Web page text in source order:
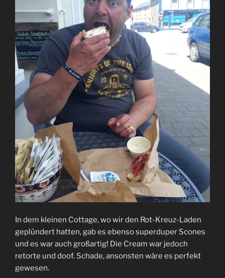
In dem kleinen Cottage, wo wir den Rot-Kreuz-Laden
geplündert hatten, gab es ebenso superduper Scones
und es war auch großartig! Die Cream war jedoch
retorte und doof. Schade, ansonsten wäre es perfekt
gewesen.